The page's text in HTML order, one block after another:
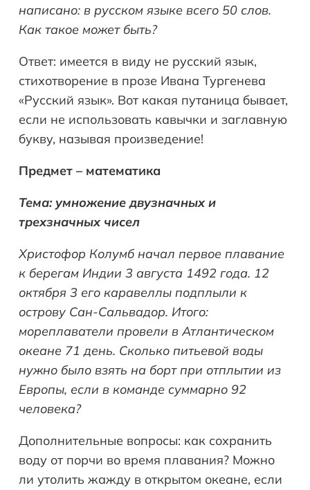
написано: в русском языке всего 50 слов.
Как такое может быть?
Ответ: имеется в виду не русский язык,
стихотворение в прозе Ивана Тургенева
«Русский язык». Вот какая путаница бывает,
если не использовать кавычки и заглавную
букву, называя произведение!
Предмет – математика
Тема: умножение двузначных и
трехзначных чисел
Христофор Колумб начал первое плавание
к берегам Индии 3 августа 1492 года. 12
октября 3 его каравеллы подплыли к
острову Сан-Сальвадор. Итого:
мореплаватели провели в Атлантическом
океане 71 день. Сколько питьевой воды
нужно было взять на борт при отплытии из
Европы, если в команде суммарно 92
человека?
Дополнительные вопросы: как сохранить
воду от порчи во время плавания? Можно
ли утолить жажду в открытом океане, если